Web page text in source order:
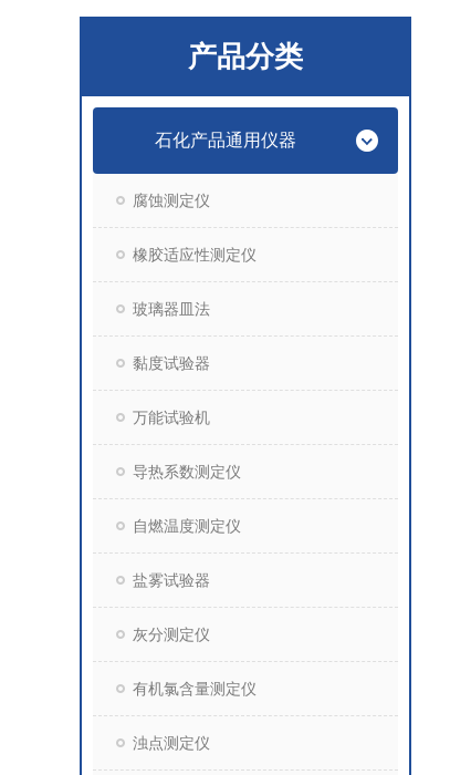
产品分类
石化产品通用仪器
腐蚀测定仪
橡胶适应性测定仪
玻璃器皿法
黏度试验器
万能试验机
导热系数测定仪
自燃温度测定仪
盐雾试验器
灰分测定仪
有机氯含量测定仪
浊点测定仪